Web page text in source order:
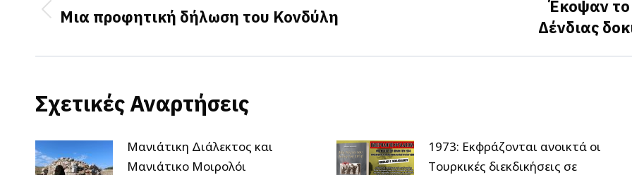
Previous
Μια προφητική δήλωση του Κονδύλη
Έκοψαν το
Δένδιας
Σχετικές Αναρτήσεις
Μανιάτικη Διάλεκτος και
Μανιάτικο Μοιρολόι
1973: Εκφράζονται ανοικτά οι
Tουρκικές διεκδικήσεις σε